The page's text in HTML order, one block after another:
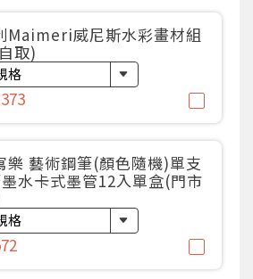
Maimeri威尼斯水彩畫材組
取)
樂 藝術鋼筆(顏色隨機)單支
水卡式墨管12入單盒(門市